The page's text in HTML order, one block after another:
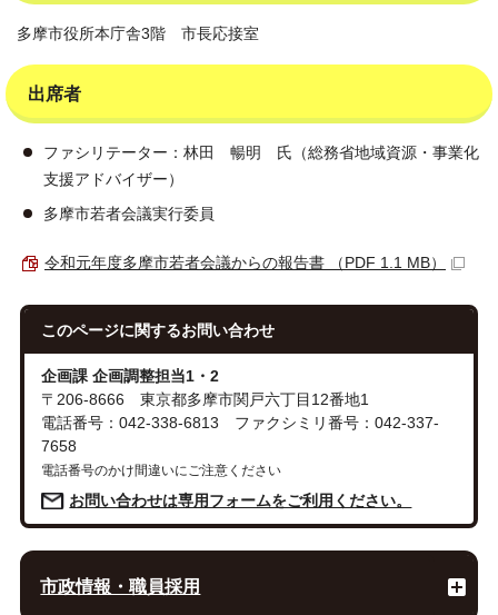
多摩市役所本庁舎3階 市長応接室
出席者
ファシリテーター：林田 暢明 氏（総務省地域資源・事業化
支援アドバイザー）
多摩市若者会議実行委員
令和元年度多摩市若者会議からの報告書 （PDF 1.1 MB）
このページに関するお問い合わせ
企画課 企画調整担当1・2
〒206-8666 東京都多摩市関戸六丁目12番地1
電話番号：042-338-6813 ファクシミリ番号：042-337-
7658
電話番号のかけ間違いにご注意ください
お問い合わせは専用フォームをご利用ください。
市政情報・職員採用